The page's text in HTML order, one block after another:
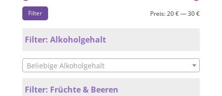
Filter Preis:20 €—30 €
Filter: Alkoholgehalt
Beliebige Alkoholgehalt
Filter: Früchte & Beeren